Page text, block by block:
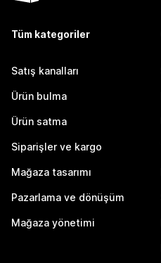
Tüm kategoriler
Satış kanalları
Ürün bulma
Ürün satma
Siparişler ve kargo
Mağaza tasarımı
Pazarlama ve dönüşüm
Mağaza yönetimi